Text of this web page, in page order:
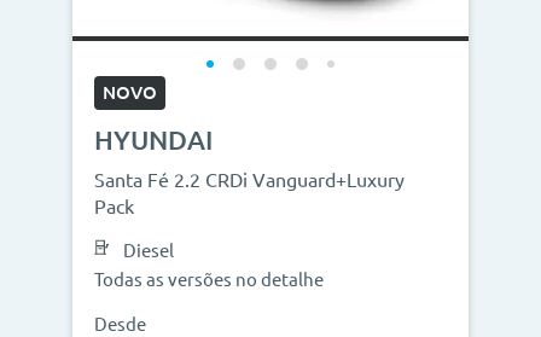
NOVO
HYUNDAI
Santa Fé 2.2 CRDi Vanguard+Luxury
Pack
Diesel
Todas as versões no detalhe
Desde